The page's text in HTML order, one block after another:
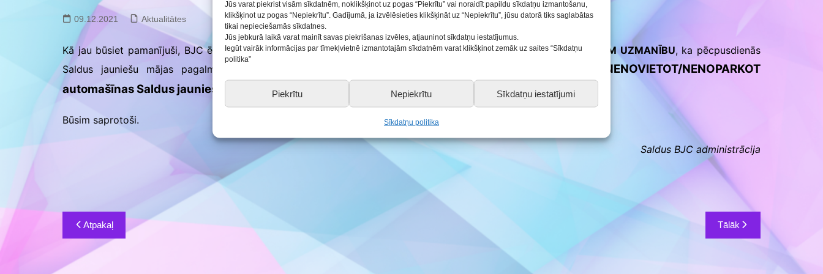
Jūs varat piekrist visām sīkdatnēm, noklikšķinot uz pogas “Piekrītu” vai noraidīt papildu sīkdatņu izmantošanu,
klikšķinot uz pogas “Nepiekrītu”. Gadījumā, ja izvēlēsieties klikšķināt uz “Nepiekrītu”, jūsu datorā tiks saglabātas
tikai nepieciešamās sīkdatnes.
Jūs jebkurā laikā varat mainīt savas piekrišanas izvēles, atjauninot sīkdatņu iestatījumus.
Iegūt vairāk informācijas par tīmekļvietnē izmantotajām sīkdatnēm varat klikšķinot zemāk uz saites “Sīkdatņu
politika”
Piekrītu Nepiekrītu Sīkdatņu iestatījumi
Sīkdatņu politika
Saldus BJC interešu
izglītības programmu
realizācija pirmsskolās
Konkursu un pasākumu
nolikumi
09.12.2021 Aktualitātes
Kā jau būsiet pamanījuši, BJC ēkas remonta dēļ esam pārcēlušies uz pagalmā esošo Saldus jauniešu māju.VĒRŠAM UZMANĪBU, ka pēcpusdienās
Saldus jauniešu mājas pagalmā ir intensīva mūsu audzēkņu plūsma. Drošības apsvērumu dēļ – lūdzam
NENOVIETOT/NENOPARKOT
automašīnas Saldus jauniešu mājas pagalmā.
Būsim saprotoši.
Saldus BJC administrācija
Ziņu
izvēlne
Atpakaļ Tālāk